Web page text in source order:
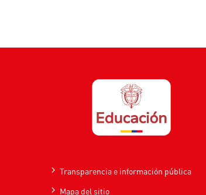
Transparencia e información pública
Mapa del sitio